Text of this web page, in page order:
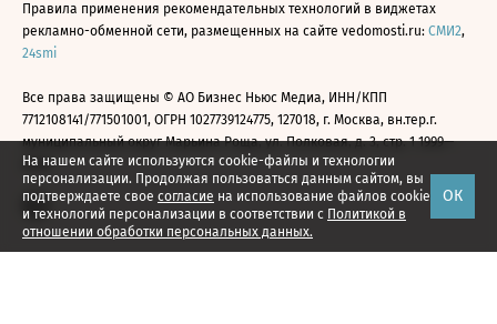
На нашем сайте используются cookie-файлы и технологии
персонализации. Продолжая пользоваться данным сайтом, вы
подтверждаете свое согласие на использование файлов cookie
и технологий персонализации в соответствии с Политикой в
отношении обработки персональных данных.
ОК
Правила применения рекомендательных технологий в виджетах
рекламно-обменной сети, размещенных на сайте vedomosti.ru: СМИ2,
24smi
Все права защищены © АО Бизнес Ньюс Медиа, ИНН/КПП
7712108141/771501001, ОГРН 1027739124775, 127018, г. Москва, вн.тер.г.
муниципальный округ Марьина Роща, ул. Полковая, д. 3, стр. 1 1999—
2026